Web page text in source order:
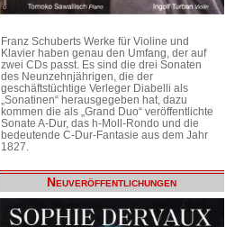
Franz Schuberts Werke für Violine und
Klavier haben genau den Umfang, der auf
zwei CDs passt. Es sind die drei Sonaten
des Neunzehnjährigen, die der
geschäftstüchtige Verleger Diabelli als
„Sonatinen“ herausgegeben hat, dazu
kommen die als „Grand Duo“ veröffentlichte
Sonate A-Dur, das h-Moll-Rondo und die
bedeutende C-Dur-Fantasie aus dem Jahr
1827.
Neuveröffentlichungen